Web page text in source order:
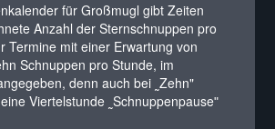
für Großmugl gibt Zeiten
Anzahl der Sternschnuppen pro
Termine mit einer Erwartung von
Schnuppen pro Stunde, im
denn auch bei ˷Zehn"
Viertelstunde ˷Schnuppenpauseʺ